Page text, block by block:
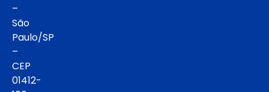
–
São
Paulo/SP
–
CEP
01412-